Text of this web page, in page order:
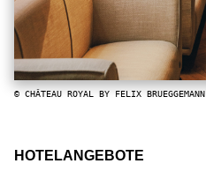
© CHÂTEAU ROYAL BY FELIX BRUEGGEMANN
HOTELANGEBOTE